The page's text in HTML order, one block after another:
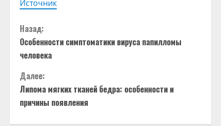
Источник
П
р
о
д
о
Назад:
Особенности симптоматики вируса папилломы
человека
Далее:
Липома мягких тканей бедра: особенности и
причины появления